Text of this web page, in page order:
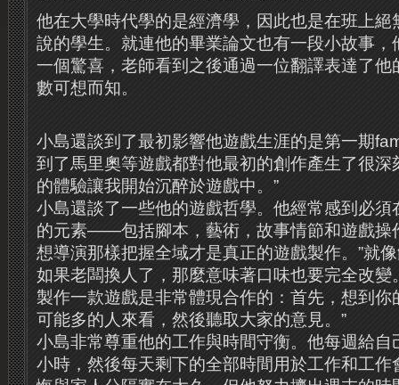
他在大學時代學的是經濟學，因此也是在班上絕
說的學生。就連他的畢業論文也有一段小故事，
一個驚喜，老師看到之後通過一位翻譯表達了他
數可想而知。
小島還談到了最初影響他遊戲生涯的是第一期
到了馬里奧等遊戲都對他最初的創作產生了很深
的體驗讓我開始沉醉於遊戲中。 ”
小島還談了一些他的遊戲哲學。他經常感到必須
的元素——包括腳本，藝術，故事情節和遊戲操
想導演那樣把握全域才是真正的遊戲製作。 ”就
如果老闆換人了，那麼意味著口味也要完全改變
製作一款遊戲是非常體現合作的：首先，想到你
可能多的人來看，然後聽取大家的意見。 ”
小島非常尊重他的工作與時間守衡。他每週給自
小時，然後每天剩下的全部時間用於工作和工作